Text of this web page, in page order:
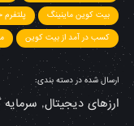
بیت کوین ماینینگ
پلتفرم
کسب در آمد از بیت کوین
ارسال شده در دسته بندی:
ارزهای دیجیتال,